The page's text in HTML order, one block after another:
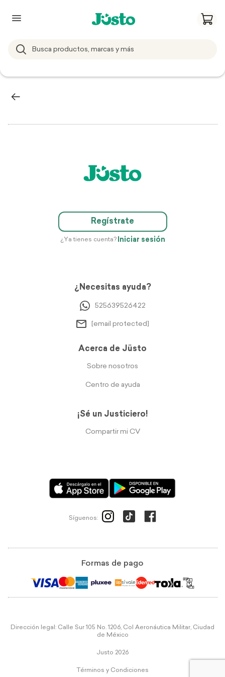
Regístrate
¿Ya tienes cuenta? Iniciar sesión
¿Necesitas ayuda?
525639526422
[email protected]
Acerca de Jüsto
Sobre nosotros
Centro de ayuda
¡Sé un Justiciero!
Compartir mi CV
Síguenos:
Formas de pago
Dirección legal: Calle Sur 105 No. 1206, Col Aeronáutica Militar, Ciudad
de México
Justo 2026
Términos y Condiciones